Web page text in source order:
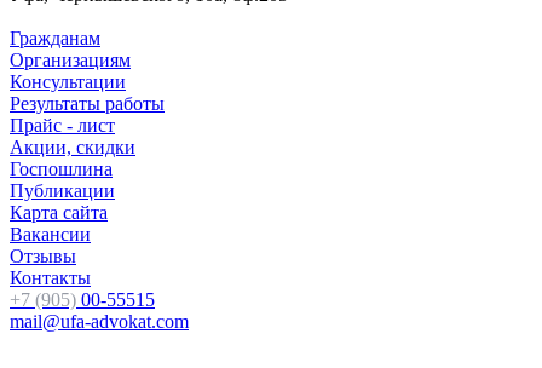
Гражданам
Организациям
Консультации
Результаты работы
Прайс - лист
Акции, скидки
Госпошлина
Публикации
Карта сайта
Вакансии
Отзывы
Контакты
+7 (905) 00-55515
mail@ufa-advokat.com